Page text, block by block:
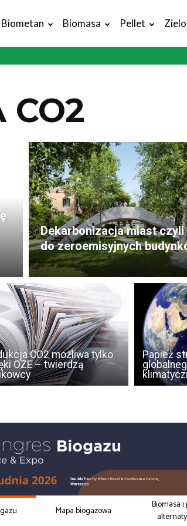
Biometan Biomasa Pellet
CO2
Dekarbonizacja miast
do zeroemisyjnych
CO2 możliwa tylko
OZE – twierdzą
Papież
Mapa biogazowa
Biomasa i